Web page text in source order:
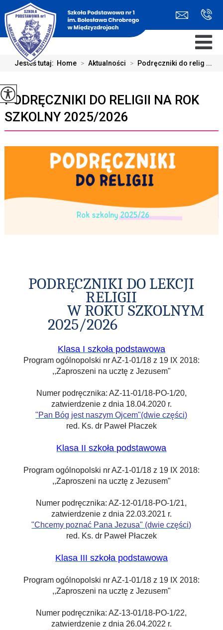
Jesteś tutaj: Home > Aktualności > Podręczniki do relig ...
PODRĘCZNIKI DO RELIGII NA ROK
SZKOLNY 2025/2026
PODRĘCZNIKI DO LEKCJI
RELIGII
W ROKU SZKOLNYM
2025/2026
Klasa I szkoła podstawowa
Program ogólnopolski nr AZ-1-01/18 z 19 IX 2018:
,,Zaproszeni na ucztę z Jezusem"
Numer podręcznika: AZ-11-01/18-PO-1/20,
zatwierdzeniez dnia 18.04.2020 r.
"Pan Bóg jest naszym Ojcem"(dwie części)
red. Ks. dr Paweł Płaczek
Klasa II szkoła podstawowa
Program ogólnopolski nr AZ-1-01/18 z 19 IX 2018:
,,Zaproszeni na ucztę z Jezusem"
Numer podręcznika: AZ-12-01/18-PO-1/21,
zatwierdzeniez dnia 22.03.2021 r.
"Chcemy poznać Pana Jezusa" (dwie części)
red. Ks. dr Paweł Płaczek
Klasa III szkoła podstawowa
Program ogólnopolski nr AZ-1-01/18 z 19 IX 2018:
,,Zaproszeni na ucztę z Jezusem"
Numer podręcznika: AZ-13-01/18-PO-1/22,
zatwierdzeniez dnia 26.04.2022 r.